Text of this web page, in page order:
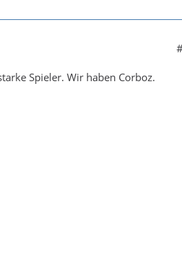
Spieler. Wir haben Corboz.